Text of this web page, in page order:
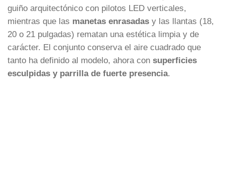
guiño arquitectónico con pilotos LED verticales,
mientras que las manetas enrasadas y las llantas (18,
20 o 21 pulgadas) rematan una estética limpia y de
carácter. El conjunto conserva el aire cuadrado que
tanto ha definido al modelo, ahora con superficies
esculpidas y parrilla de fuerte presencia.